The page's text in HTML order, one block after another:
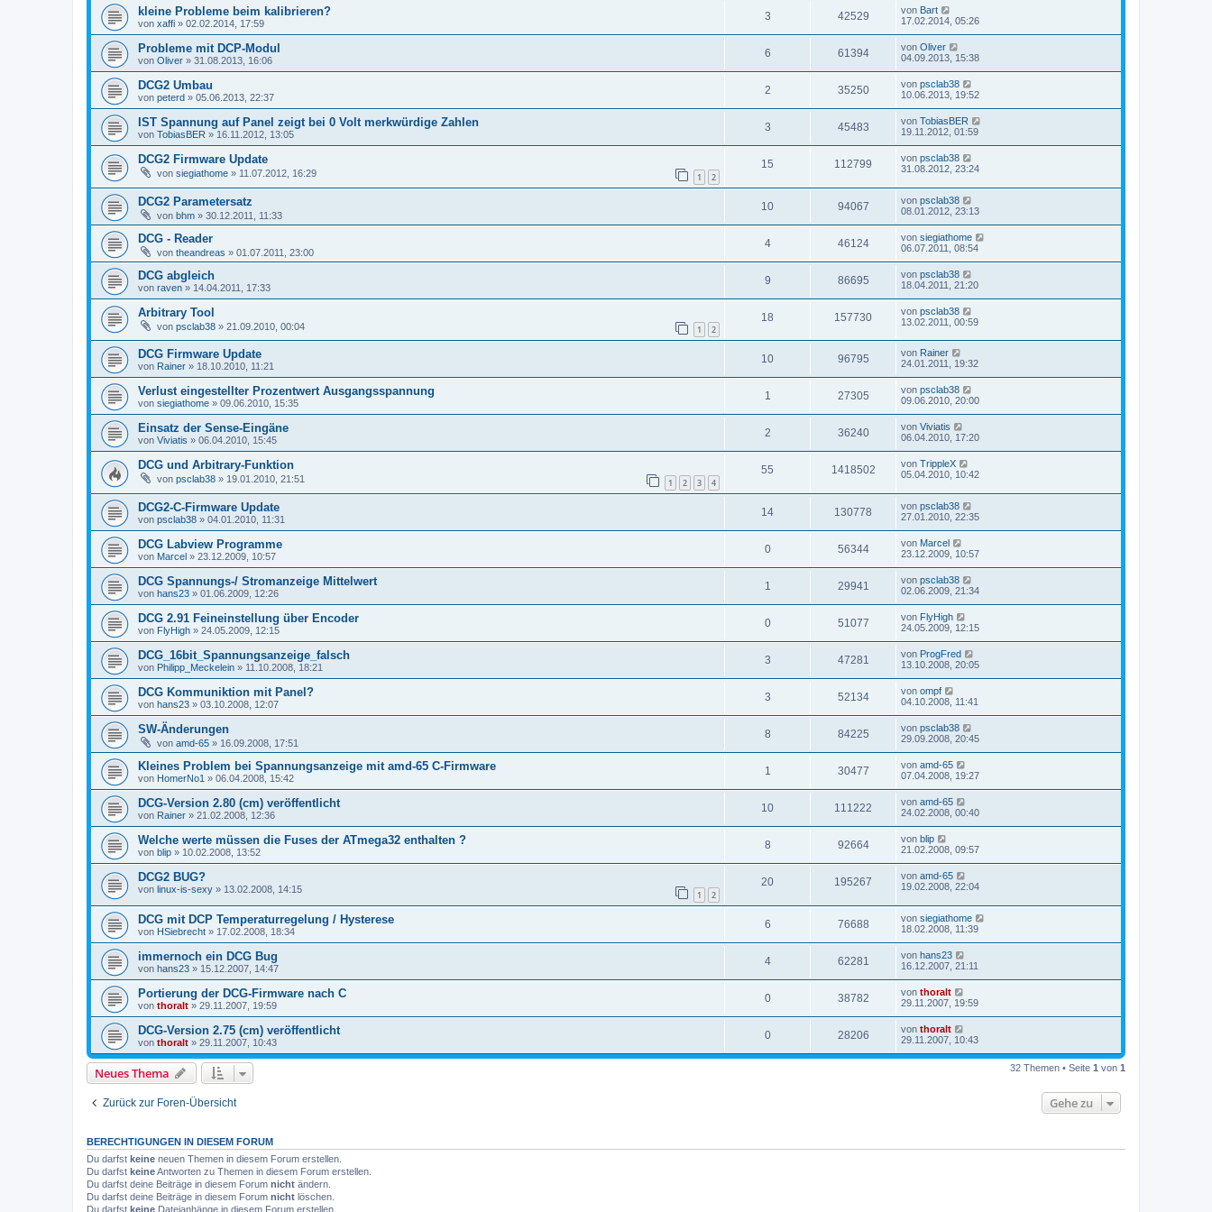
kleine Probleme beim kalibrieren?
von xaffi » 02.02.2014, 17:59
3 42529 von Bart
17.02.2014, 05:26
Probleme mit DCP-Modul
von Oliver » 31.08.2013, 16:06
6 61394 von Oliver
04.09.2013, 15:38
DCG2 Umbau
von peterd » 05.06.2013, 22:37
2 35250 von psclab38
10.06.2013, 19:52
IST Spannung auf Panel zeigt bei 0 Volt merkwürdige Zahlen
von TobiasBER » 16.11.2012, 13:05
3 45483 von TobiasBER
19.11.2012, 01:59
DCG2 Firmware Update
von siegiathome » 11.07.2012, 16:29 1 2
15 112799 von psclab38
31.08.2012, 23:24
DCG2 Parametersatz
von bhm » 30.12.2011, 11:33
10 94067 von psclab38
08.01.2012, 23:13
DCG - Reader
von theandreas » 01.07.2011, 23:00
4 46124 von siegiathome
06.07.2011, 08:54
DCG abgleich
von raven » 14.04.2011, 17:33
9 86695 von psclab38
18.04.2011, 21:20
Arbitrary Tool
von psclab38 » 21.09.2010, 00:04 1 2
18 157730 von psclab38
13.02.2011, 00:59
DCG Firmware Update
von Rainer » 18.10.2010, 11:21
10 96795 von Rainer
24.01.2011, 19:32
Verlust eingestellter Prozentwert Ausgangsspannung
von siegiathome » 09.06.2010, 15:35
1 27305 von psclab38
09.06.2010, 20:00
Einsatz der Sense-Eingäne
von Viviatis » 06.04.2010, 15:45
2 36240 von Viviatis
06.04.2010, 17:20
DCG und Arbitrary-Funktion
von psclab38 » 19.01.2010, 21:51 1 2 3 4
55 1418502 von TrippleX
05.04.2010, 10:42
DCG2-C-Firmware Update
von psclab38 » 04.01.2010, 11:31
14 130778 von psclab38
27.01.2010, 22:35
DCG Labview Programme
von Marcel » 23.12.2009, 10:57
0 56344 von Marcel
23.12.2009, 10:57
DCG Spannungs-/ Stromanzeige Mittelwert
von hans23 » 01.06.2009, 12:26
1 29941 von psclab38
02.06.2009, 21:34
DCG 2.91 Feineinstellung über Encoder
von FlyHigh » 24.05.2009, 12:15
0 51077 von FlyHigh
24.05.2009, 12:15
DCG_16bit_Spannungsanzeige_falsch
von Philipp_Meckelein » 11.10.2008, 18:21
3 47281 von ProgFred
13.10.2008, 20:05
DCG Kommuniktion mit Panel?
von hans23 » 03.10.2008, 12:07
3 52134 von ompf
04.10.2008, 11:41
SW-Änderungen
von amd-65 » 16.09.2008, 17:51
8 84225 von psclab38
29.09.2008, 20:45
Kleines Problem bei Spannungsanzeige mit amd-65 C-Firmware
von HomerNo1 » 06.04.2008, 15:42
1 30477 von amd-65
07.04.2008, 19:27
DCG-Version 2.80 (cm) veröffentlicht
von Rainer » 21.02.2008, 12:36
10 111222 von amd-65
24.02.2008, 00:40
Welche werte müssen die Fuses der ATmega32 enthalten ?
von blip » 10.02.2008, 13:52
8 92664 von blip
21.02.2008, 09:57
DCG2 BUG?
von linux-is-sexy » 13.02.2008, 14:15 1 2
20 195267 von amd-65
19.02.2008, 22:04
DCG mit DCP Temperaturregelung / Hysterese
von HSiebrecht » 17.02.2008, 18:34
6 76688 von siegiathome
18.02.2008, 11:39
immernoch ein DCG Bug
von hans23 » 15.12.2007, 14:47
4 62281 von hans23
16.12.2007, 21:11
Portierung der DCG-Firmware nach C
von thoralt » 29.11.2007, 19:59
0 38782 von thoralt
29.11.2007, 19:59
DCG-Version 2.75 (cm) veröffentlicht
von thoralt » 29.11.2007, 10:43
0 28206 von thoralt
29.11.2007, 10:43
Neues Thema 32 Themen • Seite 1 von 1
Zurück zur Foren-Übersicht Gehe zu
BERECHTIGUNGEN IN DIESEM FORUM
Du darfst keine neuen Themen in diesem Forum erstellen.
Du darfst keineAntworten zu Themen in diesem Forum erstellen.
Du darfst deine Beiträge in diesem Forum nicht ändern.
Du darfst deine Beiträge in diesem Forum nicht löschen.
Du darfst keine Dateianhänge in diesem Forum erstellen.